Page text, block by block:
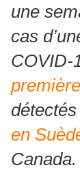
une
cas
COVID-
en
Canada.